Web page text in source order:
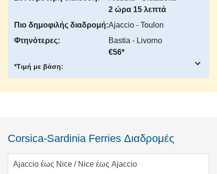
2 ώρα 15 λεπτά
Πιο δημοφιλής διαδρομή:Ajaccio - Toulon
Φτηνότερες:
Bastia - Livorno
€56*
*Τιμή με βάση:
Corsica-Sardinia Ferries Διαδρομές
Ajaccio έως Nice /Nice έως Ajaccio